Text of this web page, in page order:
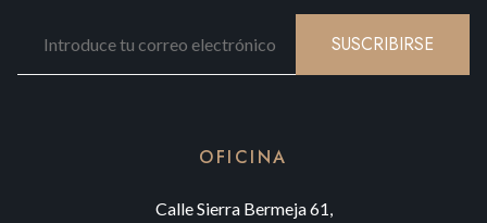
SUSCRIBIRSE
OFICINA
Calle Sierra Bermeja 61,